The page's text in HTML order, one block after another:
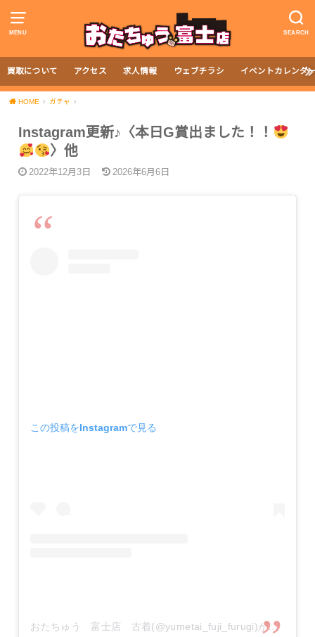
MENU SEARCH
買取について アクセス 求人情報 ウェブチラシ イベントカレンダ
HOME ガチャ
Instagram更新♪〈本日G賞出ました！！
〉他
2022年12月3日 2026年6月6日
この投稿をInstagramで見る
おたちゅう 富士店 古着(@yumetai_fuji_furugi)がシェアした投稿